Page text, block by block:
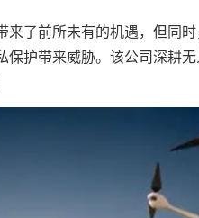
前所未有的机遇，但同时
保护带来威胁。该公司深耕